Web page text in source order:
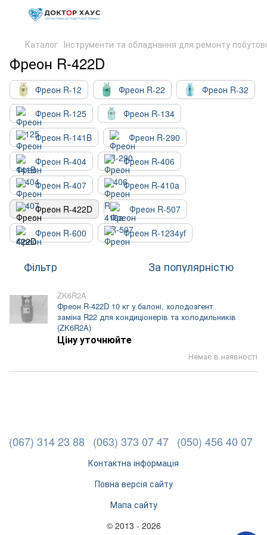
Каталог Інструменти та обладнання для ремонту
Фреон R-422D
Фреон R-12 Фреон R-22
Фреон R-32
Фреон R-125
Фреон R-134
Фреон R-141B
Фреон R-290
Фреон R-404
Фреон R-406
Фреон R-407
Фреон R-410a
Фреон R-422D
Фреон R-507
Фреон R-600
Фреон R-1234yf
Фільтр За популярністю
ZK6R2A
Фреон R-422D 10 кг у балоні, холодоагент
заміна R22 для кондиціонерів та холодильників
(ZK6R2A)
Немає в наявності
Ціну уточнюйте
(067) 314 23 88 (063) 373 07 47 (050) 456 40 07
Контактна інформація
Повна версія сайту
Мапа сайту
© 2013 - 2026